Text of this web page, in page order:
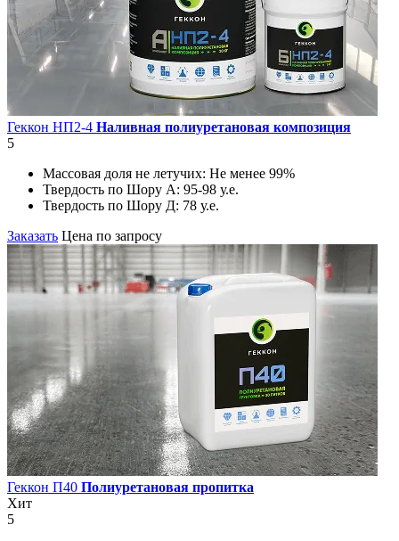
Геккон НП2-4 Наливная полиуретановая композиция
5
Массовая доля не летучих: Не менее 99%
Твердость по Шору А: 95-98 у.е.
Твердость по Шору Д: 78 у.е.
Заказать Цена по запросу
Геккон П40 Полиуретановая пропитка
Хит
5